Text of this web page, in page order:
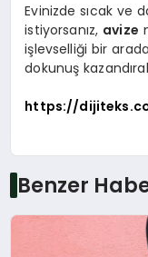
Evinizde sıcak ve
istiyorsanız, avize
işlevselliği bir
dokunuş
https://
Benzer